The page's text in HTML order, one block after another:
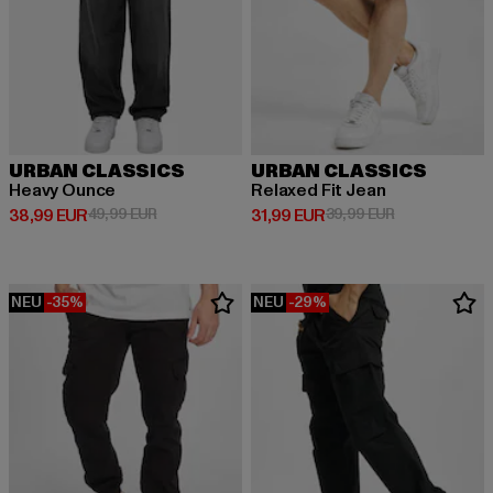
URBAN CLASSICS
Heavy Ounce
38,99 EUR
Derzeitiger Preis: 38,99 EUR
49,99 EURAktionspreis: 49,99 EUR
URBAN CLASSICS
Relaxed Fit Jean
31,99 EUR
Derzeitiger Preis: 31,99 EUR
39,99 EURAktionspreis:
NEU -35% NEU -29%